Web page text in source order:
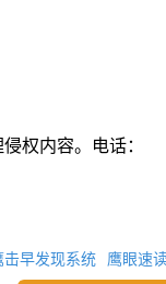
权内容。电话：
击早发现系统 鹰眼速